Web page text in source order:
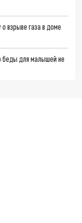
взрыве газа в доме
беды для малышей не